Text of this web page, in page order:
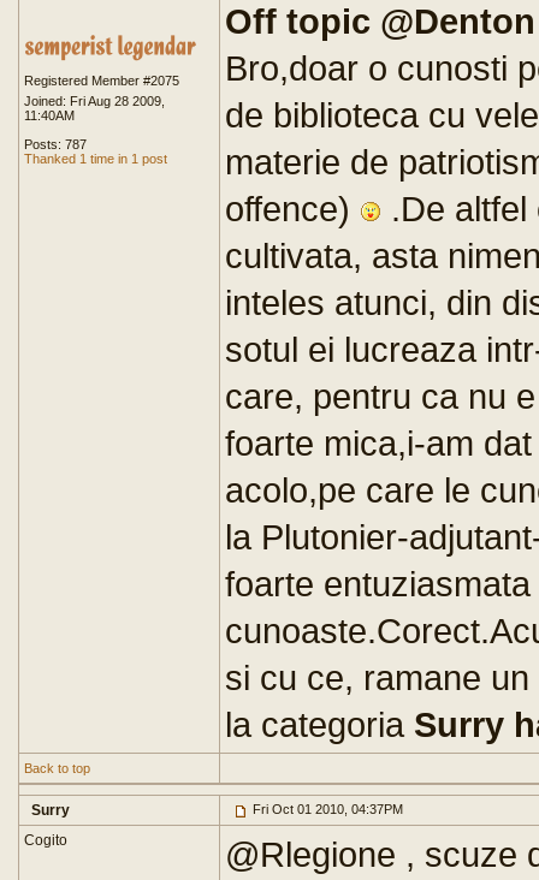
Registered Member #2075
Joined: Fri Aug 28 2009,
11:40AM
Posts: 787
Thanked 1 time in 1 post
Off topic @Denton
Bro,doar o cunosti
de biblioteca cu
materie de
offence)
.De
cultivata, asta
inteles atunci, din
sotul ei lucreaza
care, pentru ca nu
foarte mica,i-am
acolo,pe care le
la Plutonier-
foarte
si cu ce, ramane
la categoria Surry
Back to top
Surry Fri Oct 01 2010, 04:37PM
Cogito
@Rlegione , scuze